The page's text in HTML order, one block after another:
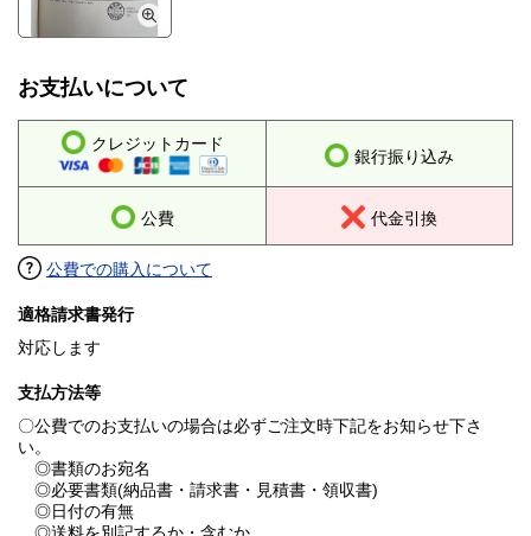
お支払いについて
クレジットカード
銀行振り込み
公費 代金引換
公費での購入について
適格請求書発行
対応します
支払方法等
〇公費でのお支払いの場合は必ずご注文時下記をお知らせ下さ
い。
◎書類のお宛名
◎必要書類(納品書・請求書・見積書・領収書)
◎日付の有無